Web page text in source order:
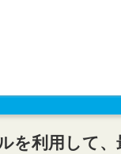
を利用して、